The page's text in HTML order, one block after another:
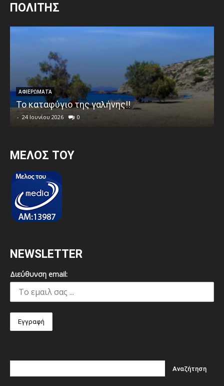
ΠΟΛΙΤΗΣ
ΑΦΙΕΡΩΜΑΤΑ
Το καταφύγιο της γαλήνης!!
- 24 Ιουνίου 2026 0
MEΛΟΣ ΤΟΥ
NEWSLETTER
Διεύθυνση email: